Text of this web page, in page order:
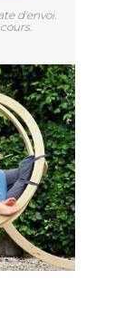
d'envoi.